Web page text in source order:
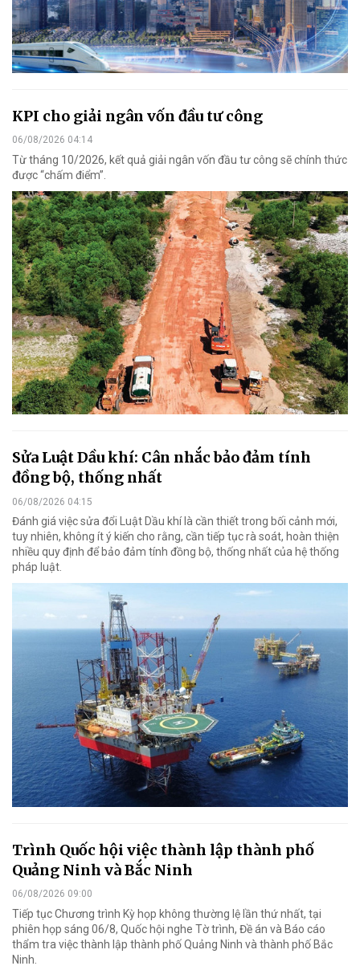
KPI cho giải ngân vốn đầu tư công
06/08/2026 04:14
Từ tháng 10/2026, kết quả giải ngân vốn đầu tư công sẽ chính thức
được “chấm điểm”.
Sửa Luật Dầu khí: Cân nhắc bảo đảm tính
đồng bộ, thống nhất
06/08/2026 04:15
Đánh giá việc sửa đổi Luật Dầu khí là cần thiết trong bối cảnh mới,
tuy nhiên, không ít ý kiến cho rằng, cần tiếp tục rà soát, hoàn thiện
nhiều quy định để bảo đảm tính đồng bộ, thống nhất của hệ thống
pháp luật.
Trình Quốc hội việc thành lập thành phố
Quảng Ninh và Bắc Ninh
06/08/2026 09:00
Tiếp tục Chương trình Kỳ họp không thường lệ lần thứ nhất, tại
phiên họp sáng 06/8, Quốc hội nghe Tờ trình, Đề án và Báo cáo
thẩm tra việc thành lập thành phố Quảng Ninh và thành phố Bắc
Ninh.